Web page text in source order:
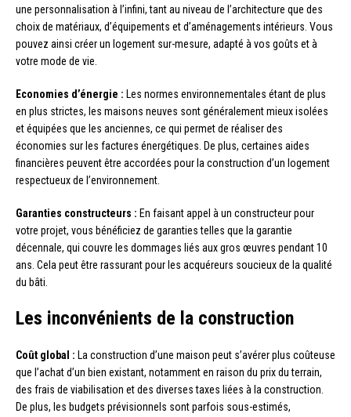
une personnalisation à l’infini, tant au niveau de l’architecture que des
choix de matériaux, d’équipements et d’aménagements intérieurs. Vous
pouvez ainsi créer un logement sur-mesure, adapté à vos goûts et à
votre mode de vie.
Economies d’énergie : Les normes environnementales étant de plus
en plus strictes, les maisons neuves sont généralement mieux isolées
et équipées que les anciennes, ce qui permet de réaliser des
économies sur les factures énergétiques. De plus, certaines aides
financières peuvent être accordées pour la construction d’un logement
respectueux de l’environnement.
Garanties constructeurs : En faisant appel à un constructeur pour
votre projet, vous bénéficiez de garanties telles que la garantie
décennale, qui couvre les dommages liés aux gros œuvres pendant 10
ans. Cela peut être rassurant pour les acquéreurs soucieux de la qualité
du bâti.
Les inconvénients de la construction
Coût global : La construction d’une maison peut s’avérer plus coûteuse
que l’achat d’un bien existant, notamment en raison du prix du terrain,
des frais de viabilisation et des diverses taxes liées à la construction.
De plus, les budgets prévisionnels sont parfois sous-estimés,